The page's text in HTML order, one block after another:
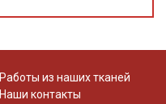
Работы из наших тканей
Наши контакты